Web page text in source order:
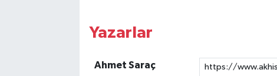
Yazarlar
Ahmet Saraç